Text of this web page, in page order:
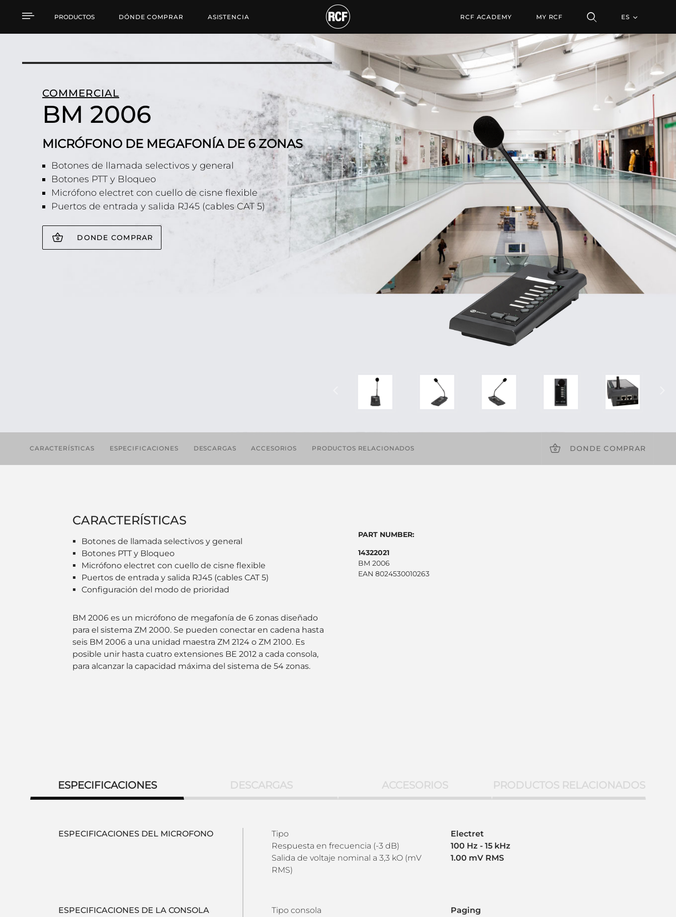
BM 2006 MICRÓFONO DE MEGAFONÍA DE 6 ZONAS
PRODUCTOS DÓNDE COMPRAR ASISTENCIA RCF ACADEMY MY RCF ES
COMMERCIAL
BM 2006
MICRÓFONO DE MEGAFONÍA DE 6 ZONAS
Botones de llamada selectivos y general
Botones PTT y Bloqueo
Micrófono electret con cuello de cisne flexible
Puertos de entrada y salida RJ45 (cables CAT 5)
DONDE COMPRAR
CARACTERÍSTICAS ESPECIFICACIONES DESCARGAS ACCESORIOS PRODUCTOS RELACIONADOS DONDE COMPRAR
CARACTERÍSTICAS
Botones de llamada selectivos y general
Botones PTT y Bloqueo
Micrófono electret con cuello de cisne flexible
Puertos de entrada y salida RJ45 (cables CAT 5)
Configuración del modo de prioridad
BM 2006 es un micrófono de megafonía de 6 zonas diseñado
para el sistema ZM 2000. Se pueden conectar en cadena hasta
seis BM 2006 a una unidad maestra ZM 2124 o ZM 2100. Es
posible unir hasta cuatro extensiones BE 2012 a cada consola,
para alcanzar la capacidad máxima del sistema de 54 zonas.
PART NUMBER:
14322021
BM 2006
EAN 8024530010263
ESPECIFICACIONES DESCARGAS ACCESORIOS PRODUCTOS RELACIONADOS
ESPECIFICACIONES DEL MICROFONO Tipo
Electret
Respuesta en frecuencia (-3 dB)
100 Hz - 15 kHz
Salida de voltaje nominal a 3,3 kO (mV
RMS)
1.00 mV RMS
ESPECIFICACIONES DE LA CONSOLA Tipo consola
Paging